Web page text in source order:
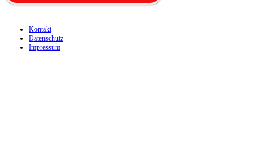
Kontakt
Datenschutz
Impressum